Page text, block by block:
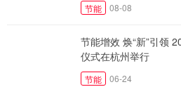
节能 08-08
节能增效 焕“新”引领
仪式在杭州举行
节能 06-24